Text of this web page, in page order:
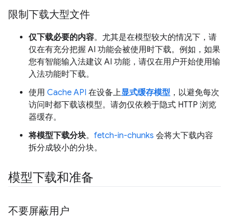
限制下载大型文件
仅下载必要的内容。尤其是在模型较大的情况下，请
仅在有充分把握 AI 功能会被使用时下载。例如，如果
您有智能输入法建议 AI 功能，请仅在用户开始使用输
入法功能时下载。
使用 Cache API 在设备上显式缓存模型 ，以避免每次
访问时都下载该模型。请勿仅依赖于隐式 HTTP 浏览
器缓存。
将模型下载分块。 fetch-in-chunks 会将大下载内容
拆分成较小的分块。
模型下载和准备
不要屏蔽用户